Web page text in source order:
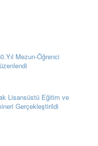
Mezun-Öğrenci
Lisansüstü Eğitim ve
Gerçekleştirildi